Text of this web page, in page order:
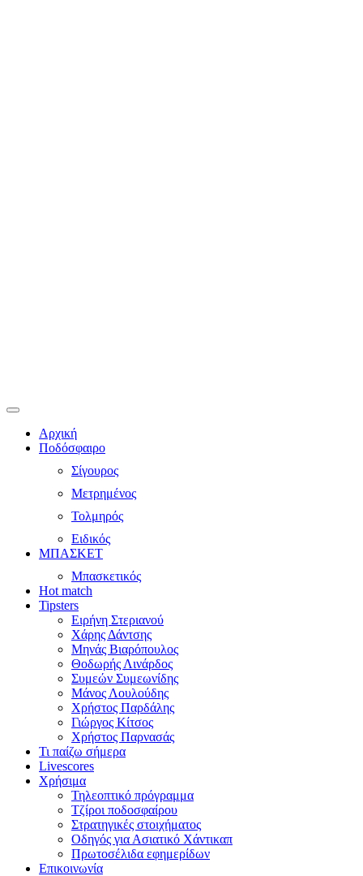
Αρχική
Ποδόσφαιρο
Σίγουρος
Μετρημένος
Τολμηρός
Ειδικός
ΜΠΑΣΚΕΤ
Μπασκετικός
Hot match
Tipsters
Ειρήνη Στεριανού
Χάρης Δάντσης
Μηνάς Βιαρόπουλος
Θοδωρής Λινάρδος
Συμεών Συμεωνίδης
Μάνος Λουλούδης
Χρήστος Παρδάλης
Γιώργος Κίτσος
Χρήστος Παρνασάς
Τι παίζω σήμερα
Livescores
Χρήσιμα
Τηλεοπτικό πρόγραμμα
Τζίροι ποδοσφαίρου
Στρατηγικές στοιχήματος
Οδηγός για Ασιατικό Χάντικαπ
Πρωτοσέλιδα εφημερίδων
Επικοινωνία